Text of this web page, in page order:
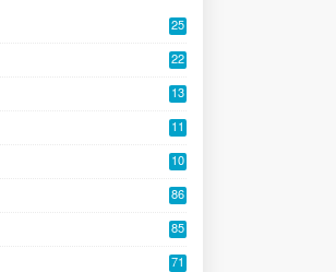
25
22
13
11
10
86
85
71